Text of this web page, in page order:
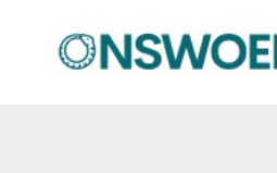
onswoerden.nl